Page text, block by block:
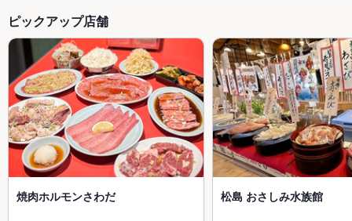
ピックアップ店舗
焼肉ホルモンさわだ 松島 おさしみ水族館